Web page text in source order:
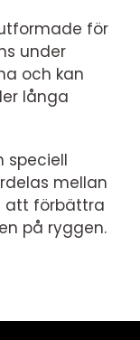
för
under
och kan
långa
speciell
mellan
att förbättra
på ryggen.